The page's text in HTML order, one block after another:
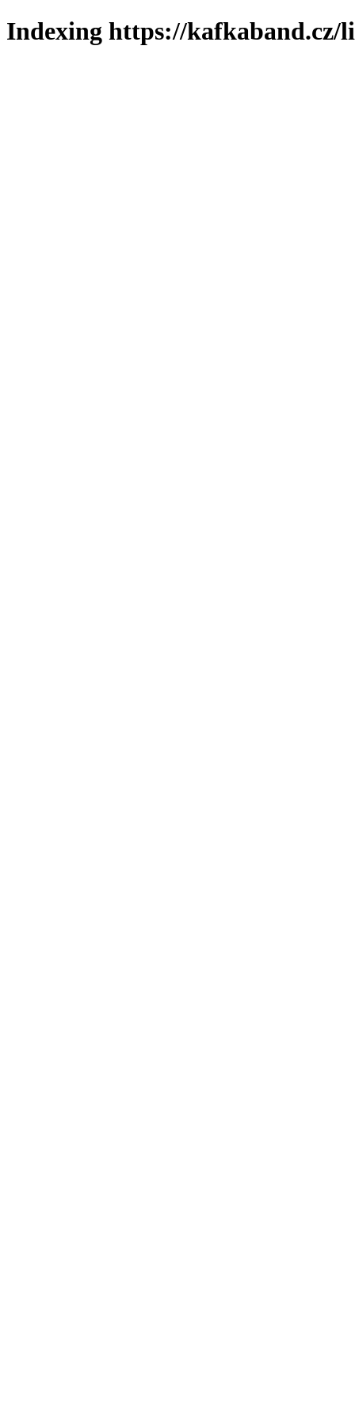
Indexing https://kafkaband.cz/